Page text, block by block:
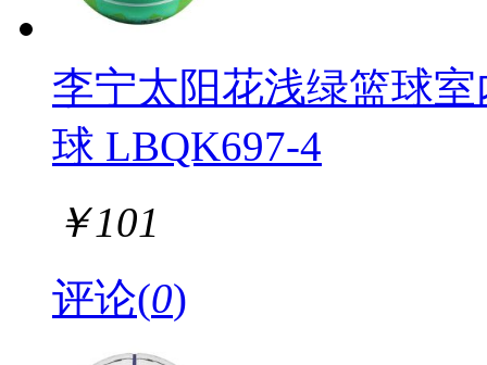
李宁太阳花浅绿篮球
球 LBQK697-4
￥101
评论(0)